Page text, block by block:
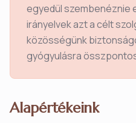
egyedül szembenéznie
irányelvek azt a célt
közösségünk
gyógyulásra
Alapértékeink